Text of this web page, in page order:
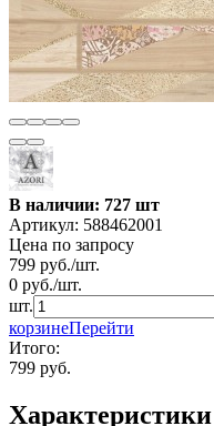
В наличии: 727 шт
Артикул: 588462001
Цена по запросу
799 руб./шт.
0 руб./шт.
шт.
корзинеПерейти
Итого:
799 руб.
Характеристики